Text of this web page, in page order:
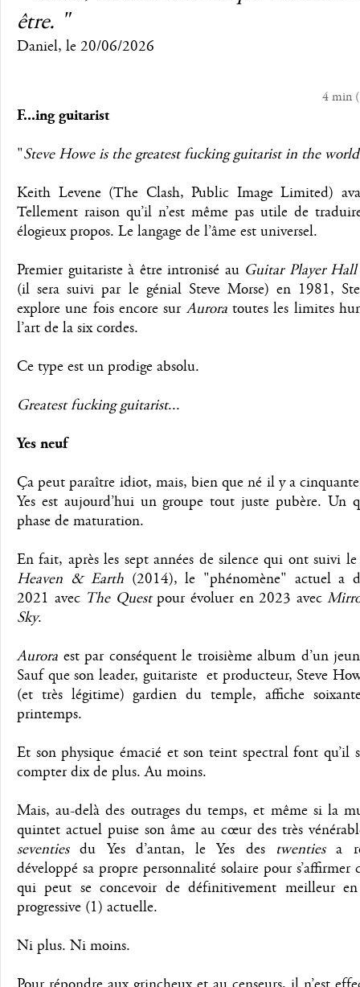
être. "
Daniel, le 20/06/2026
4 min(
F...ing guitarist
"Steve Howe is the greatest fucking guitarist in the
Keith Levene (The Clash, Public Image Limited)
Tellement raison qu’il n’est même pas utile de
élogieux propos. Le langage de l’âme est universel.
Premier guitariste à être intronisé au Guitar Player
(il sera suivi par le génial Steve Morse) en 1981,
explore une fois encore surAuroratoutes les limites
l’art de la six cordes.
Ce type est un prodige absolu.
Greatest fucking guitarist...
Yes neuf
Ça peut paraître idiot, mais, bien que né il y a
Yes est aujourd’hui un groupe tout juste pubère. Un
phase de maturation.
En fait, après les sept années de silence qui ont suivi le
Heaven & Earth (2014), le "phénomène" actuel a
2021 avec The Questpour évoluer en 2023 avec
Sky.
Aurora est par conséquent le troisième album d’un
Sauf que son leader, guitariste et producteur, Steve
(et très légitime) gardien du temple, affiche
printemps.
Et son physique émacié et son teint spectral font qu’il
compter dix de plus. Au moins.
Mais, au-delà des outrages du temps, et même si la
quintet actuel puise son âme au cœur des très
seventiesdu Yes d’antan, le Yes des twentiesa
développé sa propre personnalité solaire pour s’affirmer
qui peut se concevoir de définitivement meilleur
progressive (1) actuelle.
Ni plus. Ni moins.